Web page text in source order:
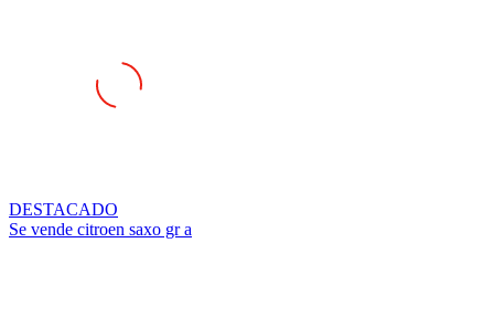
DESTACADO
Se vende citroen saxo gr a